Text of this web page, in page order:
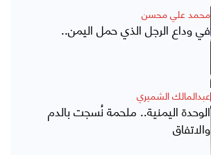
محمد علي محسن
في وداع الرجل الذي حمل اليمن..
عبدالمالك الشميري
الوحدة اليمنية.. ملحمة نُسجت بالدم
والاتفاق